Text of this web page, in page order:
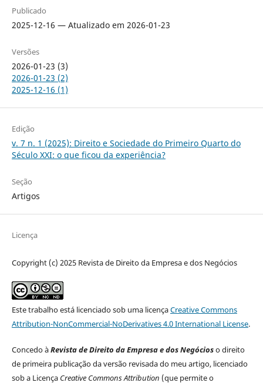
Publicado
2025-12-16 — Atualizado em 2026-01-23
Versões
2026-01-23 (3)
2026-01-23 (2)
2025-12-16 (1)
Edição
v. 7 n. 1 (2025): Direito e Sociedade do Primeiro Quarto do
Século XXI: o que ficou da experiência?
Seção
Artigos
Licença
Copyright (c) 2025 Revista de Direito da Empresa e dos Negócios
Este trabalho está licenciado sob uma licençaCreative Commons
Attribution-NonCommercial-NoDerivatives 4.0 International License.
Concedo àRevista de Direito da Empresa e dos Negócioso direito
de primeira publicação da versão revisada do meu artigo, licenciado
sob a Licença Creative Commons Attribution (que permite o